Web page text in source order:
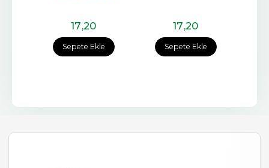
Sepete Ekle
17,20
Sepete Ekle
17,20